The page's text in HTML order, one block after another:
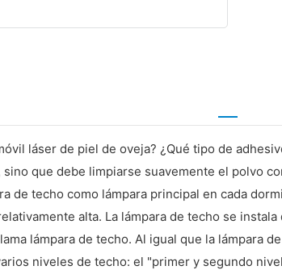
láser de piel de oveja? ¿Qué tipo de
que debe limpiarse suavemente el polvo
de techo como lámpara principal en cada
alta. La lámpara de techo se
lámpara de techo. Al igual que la lámpara
niveles de techo: el "primer y segundo